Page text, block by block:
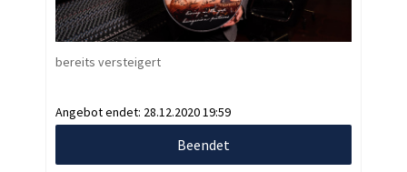
bereits versteigert
Angebot endet: 28.12.2020 19:59
Beendet